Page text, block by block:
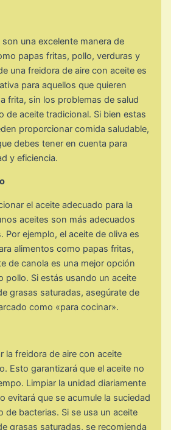
una excelente manera de
papas fritas, pollo, verduras y
una freidora de aire con aceite es
para aquellos que quieren
frita, sin los problemas de salud
de aceite tradicional. Si bien estas
proporcionar comida saludable,
debes tener en cuenta para
y eficiencia.
el aceite adecuado para la
aceites son más adecuados
Por ejemplo, el aceite de oliva es
alimentos como papas fritas,
de canola es una mejor opción
pollo. Si estás usando un aceite
grasas saturadas, asegúrate de
como «para cocinar».
la freidora de aire con aceite
Esto garantizará que el aceite no
Limpiar la unidad diariamente
evitará que se acumule la suciedad
de bacterias. Si se usa un aceite
grasas saturadas, se recomienda